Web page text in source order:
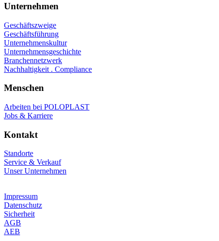
Unternehmen
Geschäftszweige
Geschäftsführung
Unternehmenskultur
Unternehmensgeschichte
Branchennetzwerk
Nachhaltigkeit . Compliance
Menschen
Arbeiten bei POLOPLAST
Jobs & Karriere
Kontakt
Standorte
Service & Verkauf
Unser Unternehmen
Impressum
Datenschutz
Sicherheit
AGB
AEB